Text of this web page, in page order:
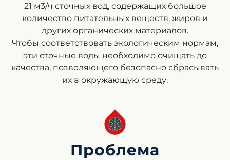
21 м3/ч сточных вод, содержащих большое
количество питательных веществ, жиров и
других органических материалов.
Чтобы соответствовать экологическим нормам,
эти сточные воды необходимо очищать до
качества, позволяющего безопасно сбрасывать
их в окружающую среду.
Проблема